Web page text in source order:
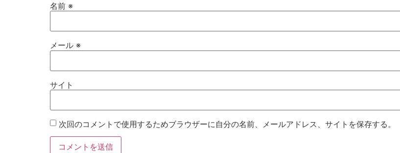
名前 ※
メール ※
サイト
次回のコメントで使用するためブラウザーに自分の名前、メールアドレス、サイトを保存する。